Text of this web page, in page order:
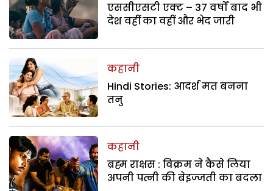
एससीएसटी एक्ट – 37 वर्षों बाद भी
देश वहीं का वहीं और भेद जारी
कहानी
Hindi Stories: आदर्श मत बनना
तनु
कहानी
ब्रह्म राक्षस : विक्रम ने कैसे लिया
अपनी पत्नी की बेइज्जती का बदला